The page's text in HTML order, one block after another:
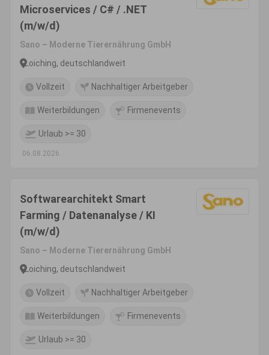
Microservices / C# / .NET
(m/w/d)
Sano – Moderne Tierernährung GmbH
Loiching, deutschlandweit
Vollzeit Nachhaltiger Arbeitgeber
Weiterbildungen Firmenevents
Urlaub >= 30
06.08.2026
Softwarearchitekt Smart
Farming / Datenanalyse / KI
(m/w/d)
Sano – Moderne Tierernährung GmbH
Loiching, deutschlandweit
Vollzeit Nachhaltiger Arbeitgeber
Weiterbildungen Firmenevents
Urlaub >= 30